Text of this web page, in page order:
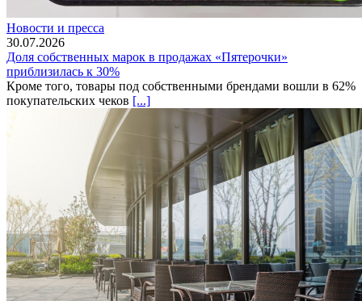
Новости и пресса
30.07.2026
Доля собственных марок в продажах «Пятерочки»
приблизилась к 30%
Кроме того, товары под собственными брендами вошли в 62%
покупательских чеков [...]